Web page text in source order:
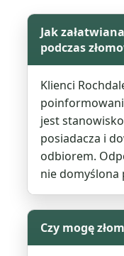
Jak
podczas
Klienci
jest
posiadacza i
odbiorem.
nie domyślona
Czy mogę